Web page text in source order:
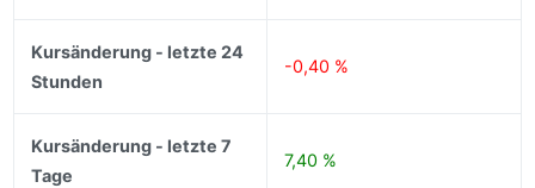
Kursänderung - letzte 24
Stunden
-0,40 %
Kursänderung - letzte 7
Tage
7,40 %